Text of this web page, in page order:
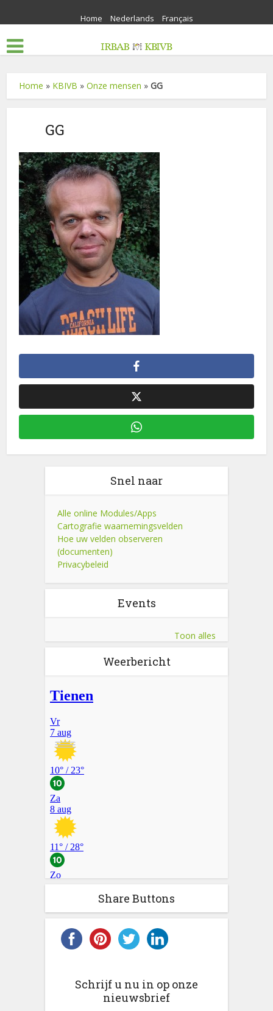
Home Nederlands Français
Home » KBIVB »Onze mensen »GG
GG
Snel naar
Alle online Modules/Apps
Cartografie waarnemingsvelden
Hoe uw velden observeren
(documenten)
Privacybeleid
Events
Toon alles
Weerbericht
Share Buttons
Schrijf u nu in op onze
nieuwsbrief